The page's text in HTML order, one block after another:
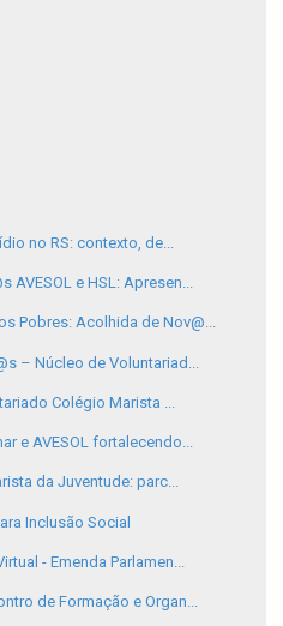
no RS: contexto, de...
AVESOL e HSL: Apresen...
Pobres: Acolhida de Nov@...
– Núcleo de Voluntariad...
Colégio Marista ...
e AVESOL fortalecendo...
da Juventude: parc...
Inclusão Social
- Emenda Parlamen...
de Formação e Organ...